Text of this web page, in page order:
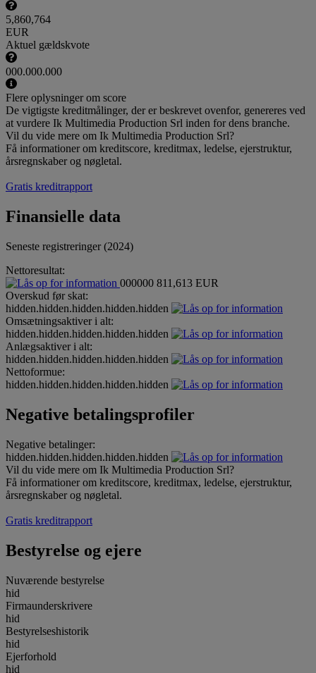
5,860,764
EUR
Aktuel gældskvote
000.000.000
Flere oplysninger om score
De vigtigste kreditmålinger, der er beskrevet ovenfor, genereres ved
at vurdere Ik Multimedia Production Srl inden for dens branche.
Vil du vide mere om Ik Multimedia Production Srl?
Få informationer om kreditscore, kreditmax, ledelse, ejerstruktur,
årsregnskaber og nøgletal.
Gratis kreditrapport
Finansielle data
Seneste registreringer (2024)
Nettoresultat:
000000 811,613 EUR
Overskud før skat:
hidden.hidden.hidden.hidden.hidden
Omsætningsaktiver i alt:
hidden.hidden.hidden.hidden.hidden
Anlægsaktiver i alt:
hidden.hidden.hidden.hidden.hidden
Nettoformue:
hidden.hidden.hidden.hidden.hidden
Negative betalingsprofiler
Negative betalinger:
hidden.hidden.hidden.hidden.hidden
Vil du vide mere om Ik Multimedia Production Srl?
Få informationer om kreditscore, kreditmax, ledelse, ejerstruktur,
årsregnskaber og nøgletal.
Gratis kreditrapport
Bestyrelse og ejere
Nuværende bestyrelse
hid
Firmaunderskrivere
hid
Bestyrelseshistorik
hid
Ejerforhold
hid